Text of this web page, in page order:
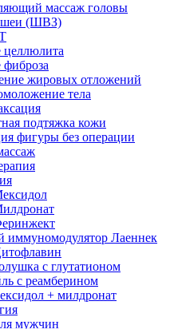
массаж головы
шеи (ШВЗ)
целлюлита
жировых отложений
тела
подтяжка кожи
фигуры без операции
иммуномодулятор Лаеннек
с глутатионом
с реамберином
+ милдронат
мужчин